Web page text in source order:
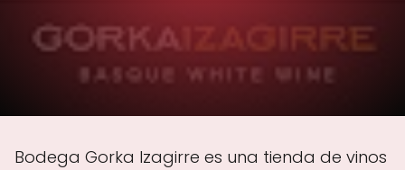
Bodega Gorka Izagirre es una tienda de vinos